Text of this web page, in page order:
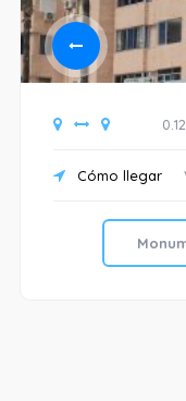
Cómo llegar